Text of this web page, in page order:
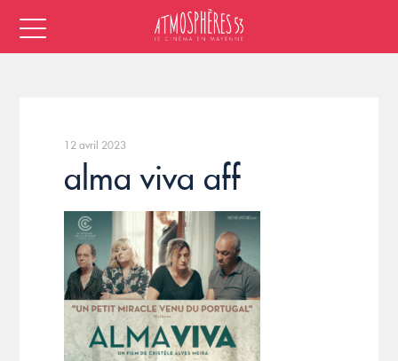
12 avril 2023
alma viva aff